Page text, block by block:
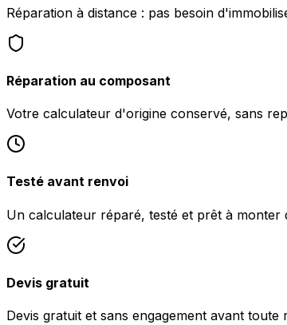
Réparation à distance : pas besoin
Réparation au composant
Votre calculateur d'origine conservé, sans
Testé avant renvoi
Un calculateur réparé, testé et prêt à monter
Devis gratuit
Devis gratuit et sans engagement avant toute